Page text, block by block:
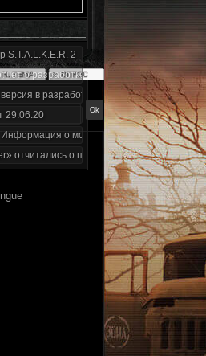
2
о разработке!
в разработке!
29.06.20
о моде за июнь 2020
отчитались о проделанной работе